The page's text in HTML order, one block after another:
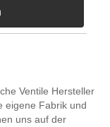
Ventile Hersteller
eigene Fabrik und
uns auf der